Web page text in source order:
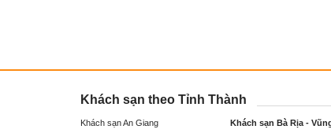
Khách sạn theo Tỉnh Thành
Khách sạn An Giang Khách sạn Bà Rịa -